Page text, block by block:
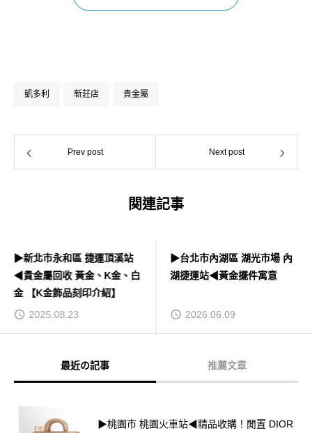
凱多利 新莊店 貴金屬
Prev post Next post
関連記事
▶新北市永和區 捷運頂溪站
◀貴金屬回收 黃金、K金、白
金 【K金飾品刻印介紹】
2025.08.23
▶台北市內湖區 湖光市場 內
湖捷運站◀黃金擺件寓意
2026.06.09
最近の記事 推薦文章
▶桃園市 桃園火車站◀精品收購！閒置 DIOR